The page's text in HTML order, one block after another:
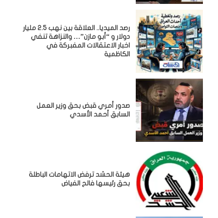
رصد الميديا.. العلاقة بين نهب 2.5 مليار
دولار و “أبو مازن”… والنزاهة تنفي
اخبار الاعتقالات المفبركة في
الكاظمية
صدور أمري قبض بحق وزير العمل
السابق أحمد الأسدي
هيئة الحشد ترفض الاتهامات الباطلة
بحق رئيسها فالح الفياض